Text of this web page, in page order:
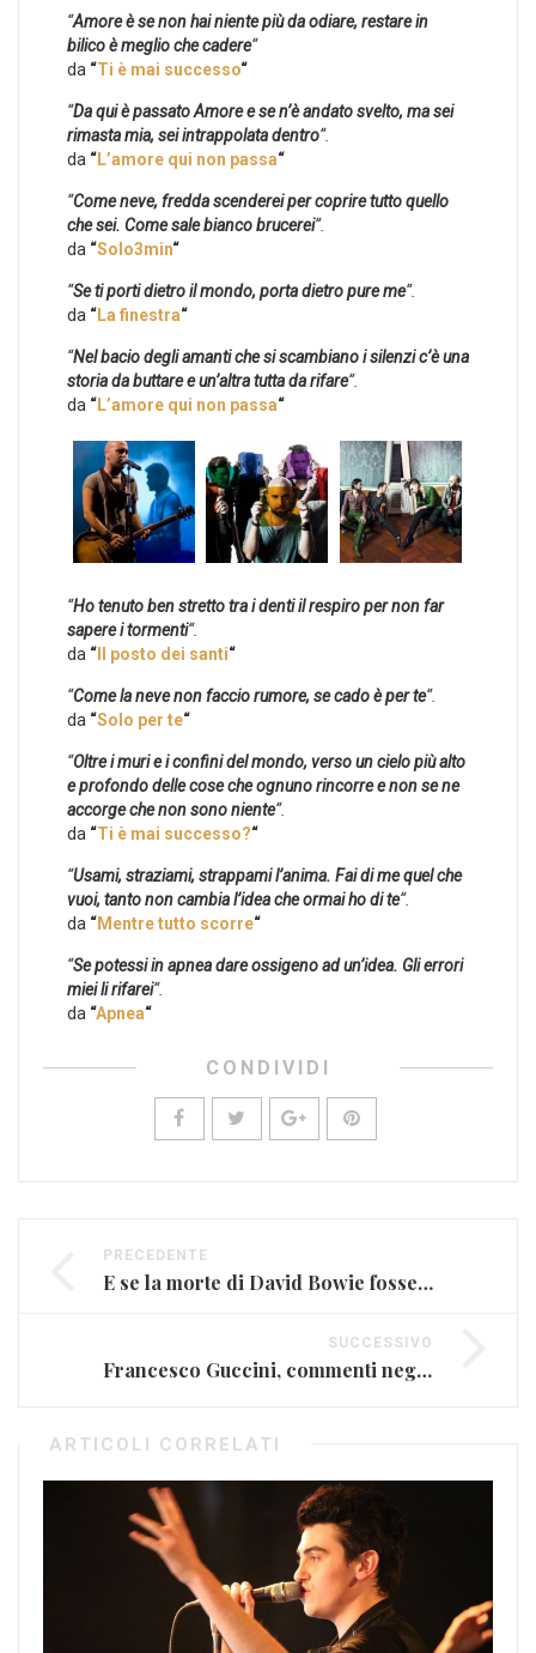
“Amore è se non hai niente più da odiare, restare in
bilico è meglio che cadere“
da “Ti è mai successo“
“Da qui è passato Amore e se n’è andato svelto, ma sei
rimasta mia, sei intrappolata dentro“.
da “L’amore qui non passa“
“Come neve, fredda scenderei per coprire tutto quello
che sei. Come sale bianco brucerei“.
da “Solo3min“
“Se ti porti dietro il mondo, porta dietro pure me“.
da “La finestra“
“Nel bacio degli amanti che si scambiano i silenzi c’è una
storia da buttare e un’altra tutta da rifare“.
da “L’amore qui non passa“
“Ho tenuto ben stretto tra i denti il respiro per non far
sapere i tormenti“.
da “ Il posto dei santi“
“Come la neve non faccio rumore, se cado è per te“.
da “Solo per te“
“Oltre i muri e i confini del mondo, verso un cielo più alto
e profondo delle cose che ognuno rincorre e non se ne
accorge che non sono niente“.
da “Ti è mai successo?“
“Usami, straziami, strappami l’anima. Fai di me quel che
vuoi, tanto non cambia l’idea che ormai ho di te“.
da “Mentre tutto scorre“
“Se potessi in apnea dare ossigeno ad un’idea. Gli errori
miei li rifarei“.
da “Apnea“
CONDIVIDI
PRECEDENTE
E se la morte di David Bowie fosse pianificata? I dubbi sulla scomparsa (FOTO)
SUCCESSIVO
Francesco Guccini, commenti negativi su David Bowie
ARTICOLI CORRELATI